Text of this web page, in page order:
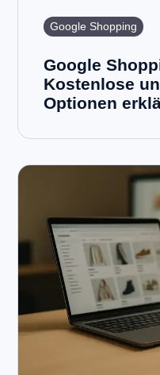
Google Shopping
Google
Kostenlose
Optionen